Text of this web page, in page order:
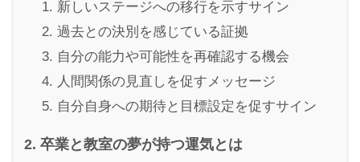
新しいステージへの移行を示すサイン
過去との決別を感じている証拠
自分の能力や可能性を再確認する機会
人間関係の見直しを促すメッセージ
自分自身への期待と目標設定を促すサイン
卒業と教室の夢が持つ運気とは